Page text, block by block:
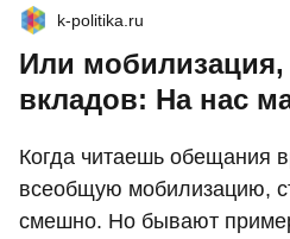
k-politika.ru
Или мобилизация,
вкладов: На нас
Когда читаешь обещания
всеобщую мобилизацию,
смешно. Но бывают